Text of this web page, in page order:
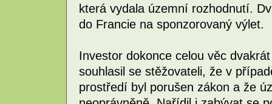
která vydala územní rozhodnutí.
do Francie na sponzorovaný výlet.
Investor dokonce celou věc
souhlasil se stěžovateli, že v
prostředí byl porušen zákon a že